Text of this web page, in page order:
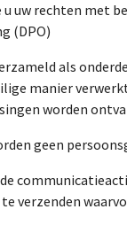
u uw rechten met
(DPO)
als
manier
worden
geen
verzenden